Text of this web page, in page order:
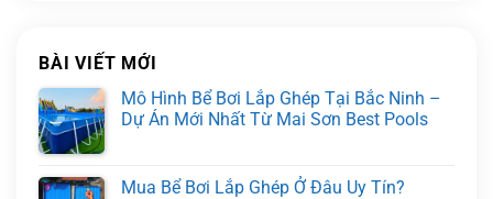
BÀI VIẾT MỚI
Mô Hình Bể Bơi Lắp Ghép Tại Bắc Ninh –
Dự Án Mới Nhất Từ Mai Sơn Best Pools
Mua Bể Bơi Lắp Ghép Ở Đâu Uy Tín?